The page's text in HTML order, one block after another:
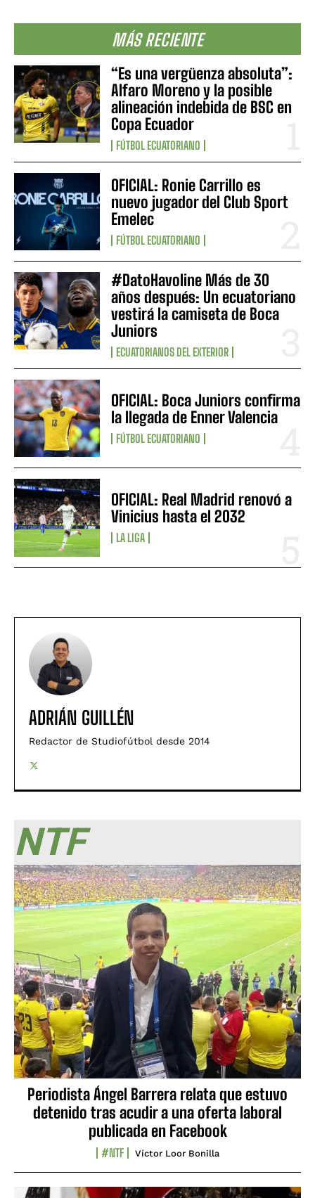
MÁS RECIENTE
“Es una vergüenza absoluta”:
Alfaro Moreno y la posible
alineación indebida de BSC en
Copa Ecuador
FÚTBOL ECUATORIANO
OFICIAL: Ronie Carrillo es
nuevo jugador del Club Sport
Emelec
FÚTBOL ECUATORIANO
#DatoHavoline Más de 30
años después: Un ecuatoriano
vestirá la camiseta de Boca
Juniors
ECUATORIANOS DEL EXTERIOR
OFICIAL: Boca Juniors confirma
la llegada de Enner Valencia
FÚTBOL ECUATORIANO
OFICIAL: Real Madrid renovó a
Vinicius hasta el 2032
LA LIGA
ADRIÁN GUILLÉN
Redactor de Studiofútbol desde 2014
NTF
Periodista Ángel Barrera relata que estuvo
detenido tras acudir a una oferta laboral
publicada en Facebook
#NTF Víctor Loor Bonilla